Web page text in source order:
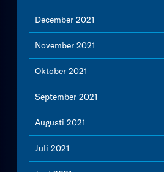
December 2021
November 2021
Oktober 2021
September 2021
Augusti 2021
Juli 2021